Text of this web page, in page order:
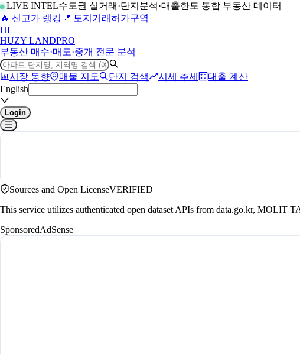
LIVE INTEL수도권 실거래·단지분석·대출한도 통합 부동산 데이터
🔥 신고가 랭킹 📍 토지거래허가구역
HL
HUZY LANDPRO
부동산 매수·매도·중개 전문 분석
시장 동향 매물 지도 단지 검색 시세 추세
대출 계산
English
Login
Sources and Open LicenseVERIFIED
This service utilizes authenticated open dataset APIs from data.go.kr, MOLIT
SponsoredAdSense